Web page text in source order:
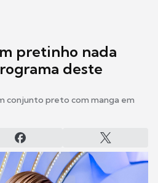
pretinho nada
deste
conjunto preto com manga em